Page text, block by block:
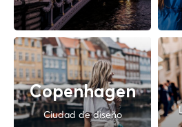
Copenhagen
Ciudad de diseño